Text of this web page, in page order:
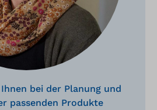
bei der Planung und
passenden Produkte